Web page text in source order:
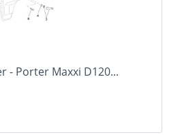
- Porter Maxxi D120...